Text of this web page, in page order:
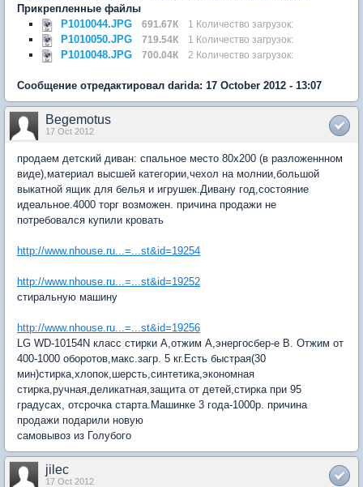
Прикрепленные файлы
P1010044.JPG
691.67К 1 Количество загрузок:
P1010050.JPG 719.54К 1 Количество загрузок:
P1010048.JPG 700.04К 2 Количество загрузок:
Сообщение отредактировал darida: 17 October 2012 - 13:07
Begemotus
17 Oct 2012
продаем детский диван: спальное место 80х200 (в разложеннном
виде),материал высшей категории,чехол на молнии,большой
выкатной ящик для белья и игрушек.Дивану год,состояние
идеальное.4000 торг возможен. причина продажи не
потребовался купили кровать
http://www.nhouse.ru...=...st&id=19254
http://www.nhouse.ru...=...st&id=19252
стиральную машину
http://www.nhouse.ru...=...st&id=19256
LG WD-10154N класс стирки А,отжим А,энергосбер-е В. Отжим от
400-1000 оборотов,макс.загр. 5 кг.Есть быстрая(30
мин)стирка,хлопок,шерсть,синтетика,экономная
стирка,ручная,деликатная,защита от детей,стирка при 95
градусах, отсрочка старта.Машинке 3 года-1000р. причина
продажи подарили новую
самовывоз из Голубого
jilec
17 Oct 2012